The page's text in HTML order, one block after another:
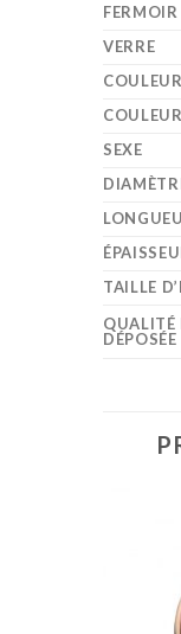
VERRE
COULEUR
SEXE
TAILLE
QUALITÉ
DÉPOSÉE